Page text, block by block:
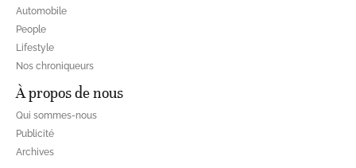
Automobile
People
Lifestyle
Nos chroniqueurs
À propos de nous
Qui sommes-nous
Publicité
Archives